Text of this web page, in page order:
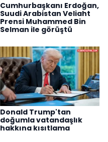
Cumhurbaşkanı Erdoğan,
Suudi Arabistan Veliaht
Prensi Muhammed Bin
Selman ile görüştü
Donald Trump'tan
doğumla vatandaşlık
hakkına kısıtlama